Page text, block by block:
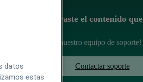
¿No encontraste el contenido que
Contacta con nuestro equipo de soporte!
Contactar soporte
datos
estas